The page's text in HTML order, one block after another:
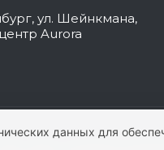
ул. Шейнкмана,
Aurora
данных для